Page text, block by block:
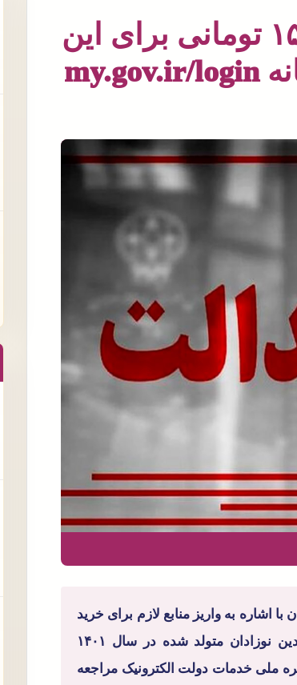
ثبت نام سهام عدالت ۱۵۰۰۰۰۰ تومانی برای این
افراد برای ثبت نام وارد سامانه my.gov.ir/login
اشاره به واریز منابع لازم برای خرید
سهام عدالت نوزادان متولد سال ۱۴۰۱ گفت: از تمام والدین نوزادان متولد شده در سال ۱۴۰۱
ملی خدمات دولت الکترونیک مراجعه